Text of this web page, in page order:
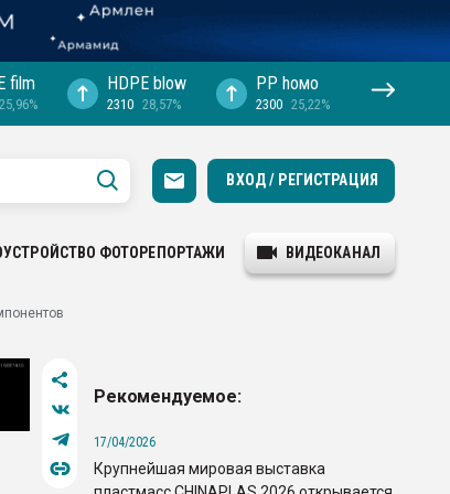
film
25,96%
HDPE blow
2310 28,57%
PP hомо
2300 25,22%
ВХОД / РЕГИСТРАЦИЯ
ФОТОРЕПОРТАЖИ ВИДЕОКАНАЛ
Рекомендуемое:
17/04/2026
Крупнейшая мировая выставка